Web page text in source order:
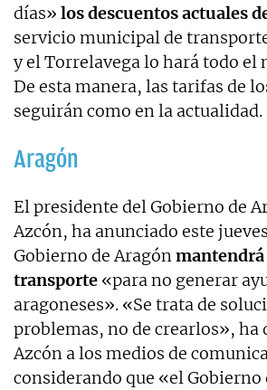
días» los descuentos actuales
servicio municipal de
y el Torrelavega lo hará todo el
De esta manera, las tarifas de
seguirán como en la actualidad.
Aragón
El presidente del Gobierno de
Azcón, ha anunciado este
Gobierno de Aragónmantendrá
transporte «para no generar
aragoneses». «Se trata de
problemas, no de crearlos», ha
Azcón a los medios de
considerando que «el Gobierno